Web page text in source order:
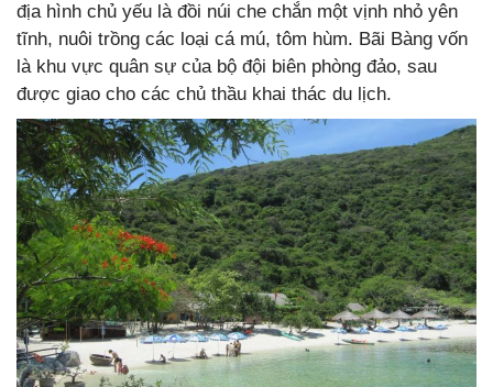
địa hình chủ yếu là đồi núi che chắn một vịnh nhỏ yên
tĩnh, nuôi trồng các loại cá mú, tôm hùm. Bãi Bàng vốn
là khu vực quân sự của bộ đội biên phòng đảo, sau
được giao cho các chủ thầu khai thác du lịch.